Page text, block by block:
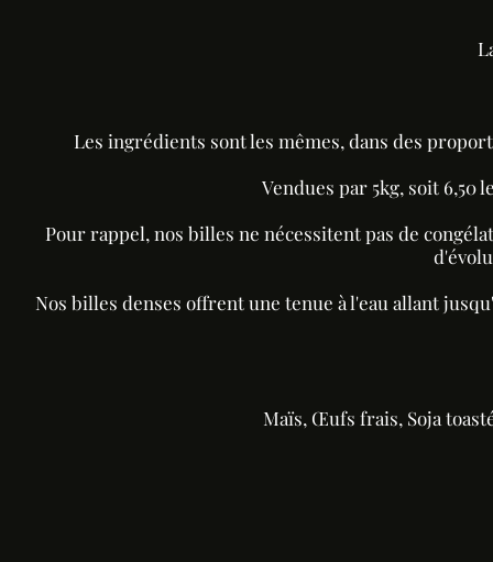
Les ingrédients sont les mêmes, dans des
Vendues par 5kg, soit 6,50
Pour rappel, nos billes ne nécessitent pas de
Nos billes denses offrent une tenue à l'eau allant
Maïs, Œufs frais, Soja